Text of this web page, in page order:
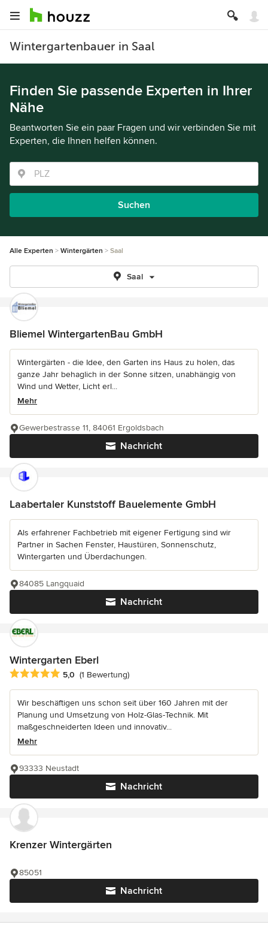
Wintergartenbauer in Saal
Finden Sie passende Experten in Ihrer
Nähe
Beantworten Sie ein paar Fragen und wir verbinden Sie mit
Experten, die Ihnen helfen können.
Suchen
Alle Experten Wintergärten Saal
Saal
Bliemel WintergartenBau GmbH
Wintergärten - die Idee, den Garten ins Haus zu holen, das
ganze Jahr behaglich in der Sonne sitzen, unabhängig von
Wind und Wetter, Licht erl...
Mehr
Nachricht
Gewerbestrasse 11, 84061 Ergoldsbach
Laabertaler Kunststoff Bauelemente GmbH
Als erfahrener Fachbetrieb mit eigener Fertigung sind wir
Partner in Sachen Fenster, Haustüren, Sonnenschutz,
Wintergarten und Überdachungen.
Nachricht
84085 Langquaid
Wintergarten Eberl
Durchschnittliche Bewertung: 5 von 5 Sternen
5,0 (1 Bewertung)
Wir beschäftigen uns schon seit über 160 Jahren mit der
Planung und Umsetzung von Holz-Glas-Technik. Mit
maßgeschneiderten Ideen und innovativ...
Mehr
Nachricht
93333 Neustadt
Krenzer Wintergärten
Nachricht
85051